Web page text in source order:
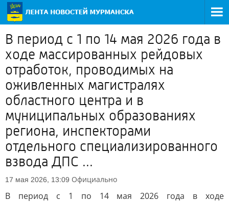
В период с 1 по 14 мая 2026 года в
ходе массированных рейдовых
отработок, проводимых на
оживленных магистралях
областного центра и в
муниципальных образованиях
региона, инспекторами
отдельного специализированного
взвода ДПС ...
17 мая 2026, 13:09 Официально
В период с 1 по 14 мая 2026 года в ходе